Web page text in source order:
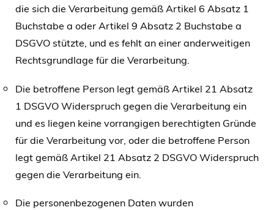
die sich die Verarbeitung gemäß Artikel 6 Absatz 1
Buchstabe a oder Artikel 9 Absatz 2 Buchstabe a
DSGVO stützte, und es fehlt an einer anderweitigen
Rechtsgrundlage für die Verarbeitung.
Die betroffene Person legt gemäß Artikel 21 Absatz
1 DSGVO Widerspruch gegen die Verarbeitung ein
und es liegen keine vorrangigen berechtigten Gründe
für die Verarbeitung vor, oder die betroffene Person
legt gemäß Artikel 21 Absatz 2 DSGVO Widerspruch
gegen die Verarbeitung ein.
Die personenbezogenen Daten wurden